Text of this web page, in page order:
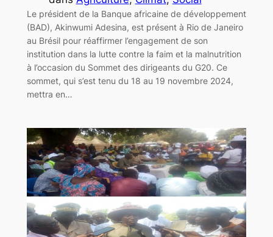
Le président de la Banque africaine de développement
(BAD), Akinwumi Adesina, est présent à Rio de Janeiro
au Brésil pour réaffirmer l’engagement de son
institution dans la lutte contre la faim et la malnutrition
à l’occasion du Sommet des dirigeants du G20. Ce
sommet, qui s’est tenu du 18 au 19 novembre 2024,
mettra en…